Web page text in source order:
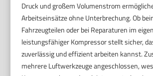
Druck und großem Volumenstrom
Arbeitseinsätze ohne Unterbrechung. Ob
Fahrzeugteilen oder bei Reparaturen im
leistungsfähiger Kompressor stellt sicher,
zuverlässig und effizient arbeiten kannst.
mehrere Luftwerkzeuge angeschlossen,